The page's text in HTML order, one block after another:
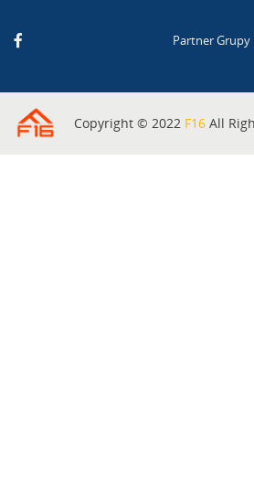
Partner Grupy
Copyright © 2022 F16 All